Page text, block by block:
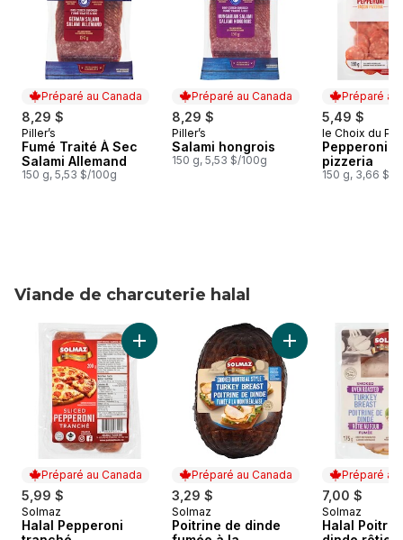
Préparé au Canada
8,29 $
Préparé au Canada
Piller’s
Fumé Traité À Sec
Salami Allemand
150 g, 5,53 $/100g
Préparé au Canada
8,29 $
Préparé au Canada
Piller’s
Salami hongrois
150 g, 5,53 $/100g
Préparé au
5,49 $
Préparé au
le Choix du
Pepperoni
pizzeria
150 g, 3,66 $/
Viande de charcuterie halal
sauter Viande de charcuterie halal
Préparé au Canada
5,99 $
Préparé au Canada
Solmaz
Halal Pepperoni
Ajouter Halal Pepperoni tranché au panier
Préparé au Canada
3,29 $
Préparé au Canada
Solmaz
Poitrine de dinde
Ajouter Poitrine
Préparé au
7,00 $
Préparé au
Solmaz
Halal